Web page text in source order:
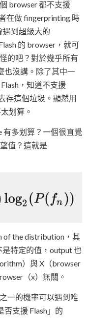
browser 都不支援
在做 fingerprinting 時
遇到超級大的
的 browser，就可
的吧？對於幾乎所有
也沒講。除了其中一
，知道不支援
存這個垃圾。顯然用
划算。
有多划算？一個很直覺
值？這就是
of the distribution，其
特定的值，output 也
）與 X（browser
（x）無關。
一的機率可以遇到唯
否支援 Flash」的